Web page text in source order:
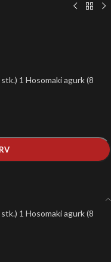
1 Hosomaki agurk (8
1 Hosomaki agurk (8